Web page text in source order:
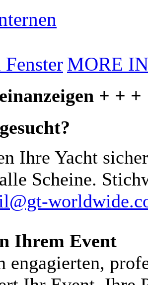
MORE
+ + +
Ihre Yacht
Scheine.
Ihrem Event
engagierten,